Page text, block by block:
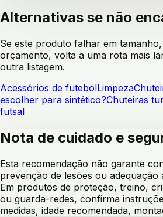
Alternativas se não
Se este produto falhar em
orçamento, volta a uma rota mais
outra listagem.
Acessórios de futebolLimpeza
escolher para sintético?Chuteiras
futsal
Nota de cuidado e
Esta recomendação não garante
prevenção de lesões ou adequação
Em produtos de proteção, treino,
ou guarda-redes, confirma
medidas, idade recomendada,